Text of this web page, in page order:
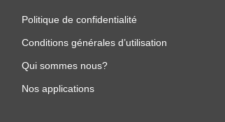
Politique de confidentialité
Conditions générales d’utilisation
Qui sommes nous?
Nos applications